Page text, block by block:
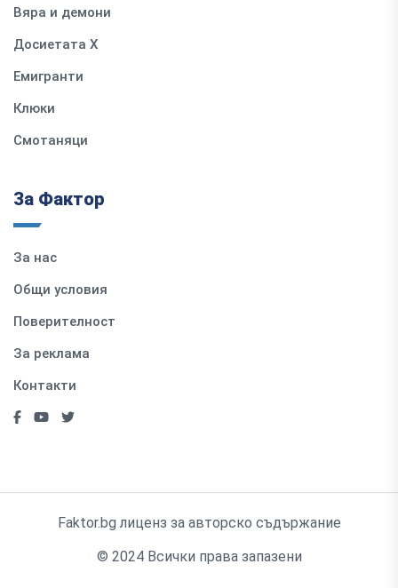
Вяра и демони
Досиетата Х
Емигранти
Клюки
Смотаняци
За Фактор
За нас
Общи условия
Поверителност
За реклама
Контакти
Faktor.bg лиценз за авторско съдържание
© 2024 Всички права запазени